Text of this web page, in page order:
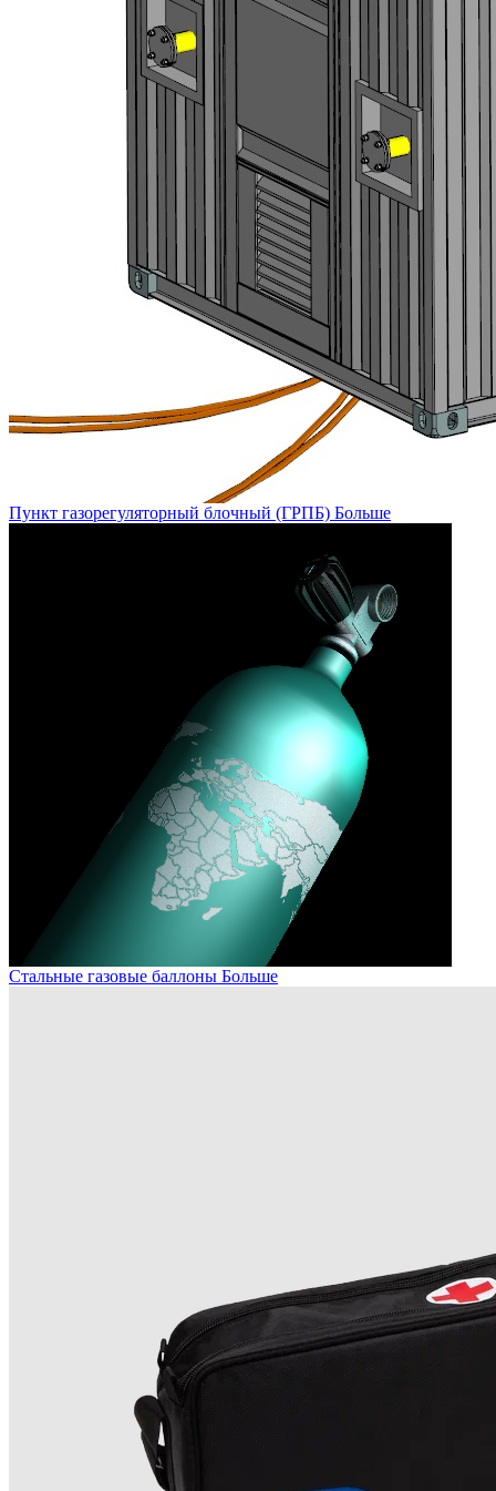
Пункт газорегуляторный блочный (ГРПБ) Больше
Стальные газовые баллоны Больше